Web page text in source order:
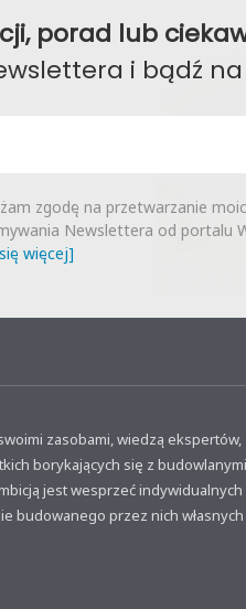
porad lub
i bądź
zgodę na przetwarzanie
Newslettera od portalu
więcej]
zasobami, wiedzą ekspertów,
borykających się z budowlanymi
jest wesprzeć indywidualnych
budowanego przez nich własnych